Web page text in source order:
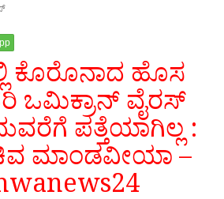
ಕೊರೊನಾದ ಹೊಸ
ಒಮಿಕ್ರಾನ್ ವೈರಸ್
ಪತ್ತೆಯಾಗಿಲ್ಲ :
ಮಾಂಡವೀಯಾ –